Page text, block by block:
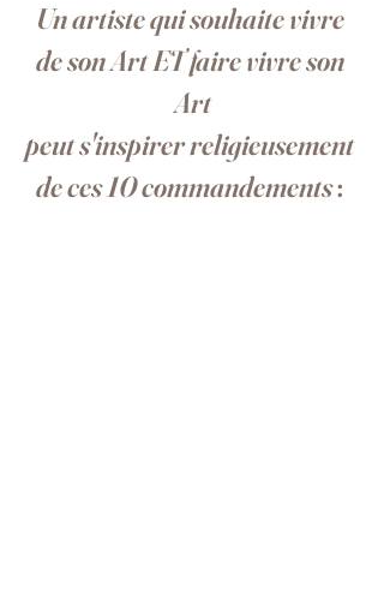
Un artiste qui souhaite vivre
de son Art ET faire vivre son
Art
peut s'inspirer religieusement
de ces 10 commandements :